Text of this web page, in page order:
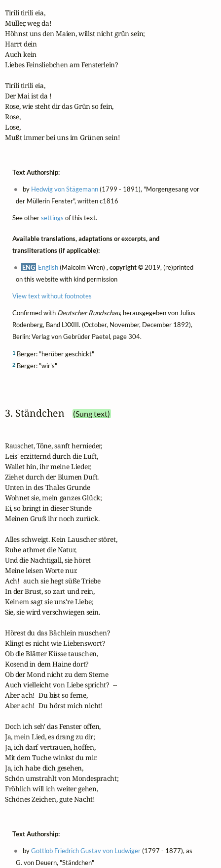
Tirili tirili eia,
Müller, weg da!
Höhnst uns den Maien, willst nicht grün sein;
Harrt dein
Auch kein
Liebes Feinsliebchen am Fensterlein?
Tirili tirili eia,
Der Mai ist da !
Rose, wie steht dir das Grün so fein,
Rose,
Lose,
Mußt immer bei uns im Grünen sein!
Text Authorship:
by Hedwig von Stägemann(1799 - 1891), "Morgengesang vor
der Müllerin Fenster", written c1816
See othersettings of this text.
Available translations, adaptations or excerpts, and
transliterations (if applicable):
ENG English(Malcolm Wren) ,copyright ©2019, (re)printed
on this website with kind permission
View text without footnotes
Confirmed with Deutscher Rundschau, herausgegeben von Julius
Rodenberg, Band LXXIII. (October, November, December 1892),
Berlin: Verlag von Gebrüder Paetel, page 304.
1Berger: "herüber geschickt"
2Berger: "wir's"
3. Ständchen (Sung text)
Rauschet, Töne, sanft hernieder,
Leis' erzitternd durch die Luft,
Wallet hin, ihr meine Lieder,
Ziehet durch der Blumen Duft.
Unten in des Thales Grunde
Wohnet sie, mein ganzes Glück;
Ei, so bringt in dieser Stunde
Meinen Gruß ihr noch zurück.
Alles schweigt. Kein Lauscher störet,
Ruhe athmet die Natur,
Und die Nachtigall, sie höret
Meine leisen Worte nur.
Ach!  auch sie hegt süße Triebe
In der Brust, so zart und rein,
Keinem sagt sie uns're Liebe;
Sie, sie wird verschwiegen sein.
Hörest du das Bächlein rauschen?
Klingt es nicht wie Liebenswort?
Ob die Blätter Küsse tauschen,
Kosend in dem Haine dort?
Ob der Mond nicht zu dem Sterne
Auch vielleicht von Liebe spricht?  --
Aber ach!  Du bist so ferne,
Aber ach!  Du hörst mich nicht!
Doch ich seh' das Fenster offen,
Ja, mein Lied, es drang zu dir;
Ja, ich darf vertrauen, hoffen,
Mit dem Tuche winkst du mir.
Ja, ich habe dich gesehen,
Schön umstrahlt von Mondespracht;
Fröhlich will ich weiter gehen,
Schönes Zeichen, gute Nacht!
Text Authorship:
byGottlob Friedrich Gustav von Ludwiger(1797 - 1877), as
G. von Deuern, "Ständchen"